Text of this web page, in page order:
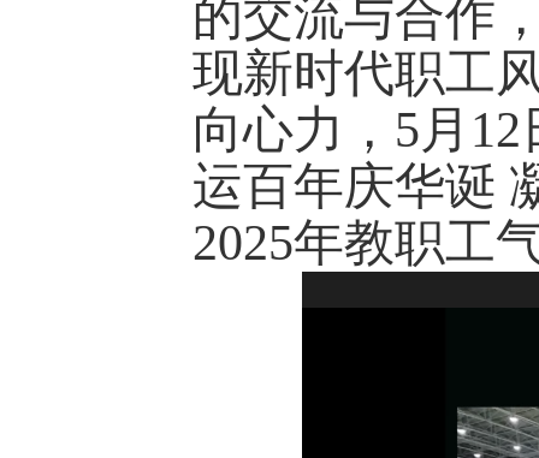
的交流与合作
现新时代职工
向心力，5月
运百年庆华诞
2025年教职工